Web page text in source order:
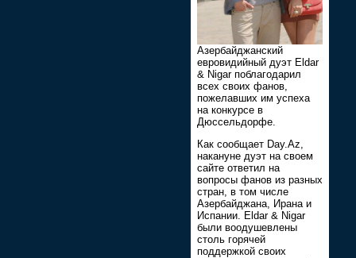
Азербайджанский
евровидийный дуэт Eldar
& Nigar поблагодарил
всех своих фанов,
пожелавших им успеха
на конкурсе в
Дюссельдорфе.
Как сообщает Day.Az,
накануне дуэт на своем
сайте ответил на
вопросы фанов из разных
стран, в том числе
Азербайджана, Ирана и
Испании. Eldar & Nigar
были воодушевлены
столь горячей
поддержкой своих